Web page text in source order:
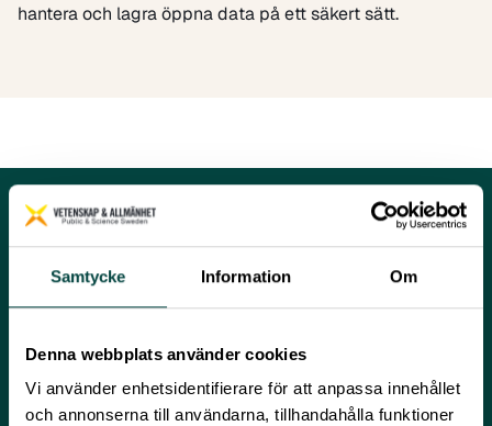
Samtycke Information Om
Denna webbplats använder cookies
Vi använder enhetsidentifierare för att anpassa innehållet
och annonserna till användarna, tillhandahålla funktioner
hantera och lagra öppna data på ett säkert sätt.
VÅRT ARBETE INOM ÖPPEN
VETENSKAP
JAG VILL, MEN HINNER INTE! – FORSKARES